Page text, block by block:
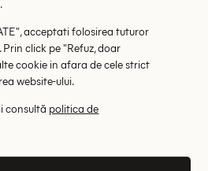
pruna
lei
lei
fost interesati de
acceptati folosirea tuturor
click pe "Refuz, doar
cookie in afara de cele strict
website-ului.
consultă politica de